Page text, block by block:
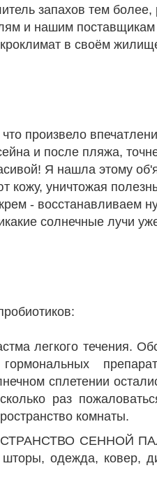
запахов тем
и нашим
в своём
произвело
и после пляжа,
Я нашла этому
кожу, уничтожая
- восстанавливаем
солнечные лучи
легкого течения.
сплетении
раз
комнаты.
СЕННОЙ
шторы, одежда, ковер,